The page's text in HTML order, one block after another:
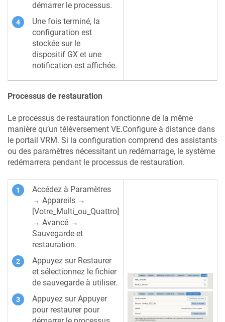
démarrer le processus.
Une fois terminé, la
configuration est
stockée sur le
dispositif GX et une
notification est affichée.
Processus de restauration
Le processus de restauration fonctionne de la même
manière qu’un téléversement VE.Configure à distance dans
le portail VRM. Si la configuration comprend des assistants
ou des paramètres nécessitant un redémarrage, le système
redémarrera pendant le processus de restauration.
Accédez à Paramètres
→ Appareils →
[Votre_Multi_ou_Quattro]
→ Avancé →
Sauvegarde et
restauration.
Appuyez sur Restaurer
et sélectionnez le fichier
de sauvegarde à utiliser.
Appuyez sur Appuyer
pour restaurer pour